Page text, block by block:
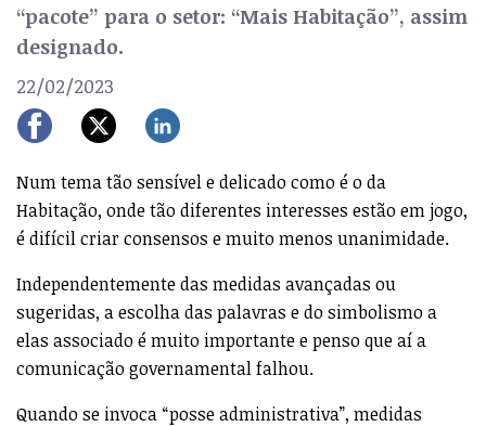
“pacote” para o setor: “Mais Habitação”, assim
designado.
22/02/2023
Num tema tão sensível e delicado como é o da
Habitação, onde tão diferentes interesses estão em jogo,
é difícil criar consensos e muito menos unanimidade.
Independentemente das medidas avançadas ou
sugeridas, a escolha das palavras e do simbolismo a
elas associado é muito importante e penso que aí a
comunicação governamental falhou.
Quando se invoca “posse administrativa”, medidas